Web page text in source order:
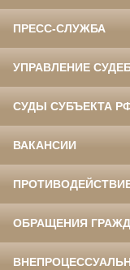
ПРЕСС-СЛУЖБА
УПРАВЛЕНИЕ
СУДЫ СУБЪЕКТА
ВАКАНСИИ
ОБРАЩЕНИЯ